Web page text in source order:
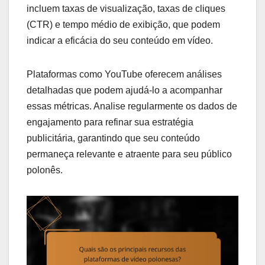
incluem taxas de visualização, taxas de cliques
(CTR) e tempo médio de exibição, que podem
indicar a eficácia do seu conteúdo em vídeo.
Plataformas como YouTube oferecem análises
detalhadas que podem ajudá-lo a acompanhar
essas métricas. Analise regularmente os dados de
engajamento para refinar sua estratégia
publicitária, garantindo que seu conteúdo
permaneça relevante e atraente para seu público
polonês.